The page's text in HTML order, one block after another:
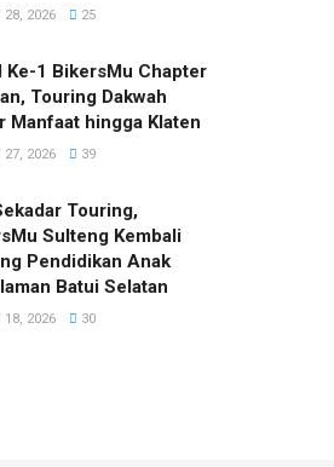
28, 2026 25
Ke-1 BikersMu Chapter
Touring Dakwah
Manfaat hingga Klaten
27, 2026 39
Touring,
Sulteng Kembali
Pendidikan Anak
Batui Selatan
18, 2026 30